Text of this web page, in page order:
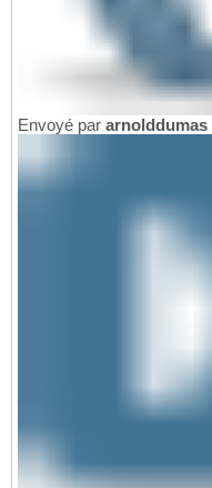
Envoyé par arnolddumas